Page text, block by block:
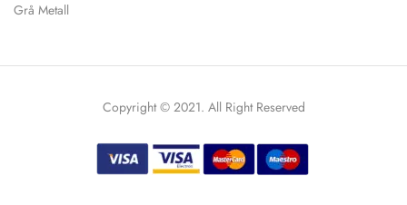
Grå Metall
Copyright © 2021. All Right Reserved